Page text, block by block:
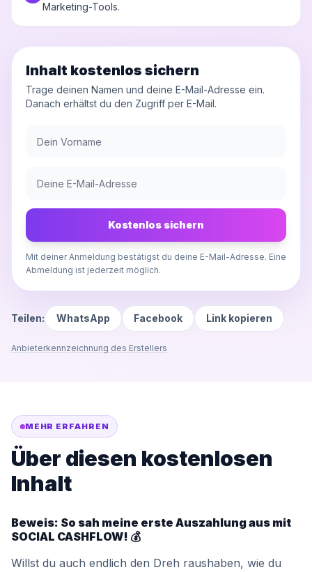
Marketing-Tools.
Inhalt kostenlos sichern
Trage deinen Namen und deine E-Mail-Adresse ein.
Danach erhältst du den Zugriff per E-Mail.
Kostenlos sichern
Mit deiner Anmeldung bestätigst du deine E-Mail-Adresse. Eine
Abmeldung ist jederzeit möglich.
Teilen: WhatsApp Facebook Link kopieren
Anbieterkennzeichnung des Erstellers
MEHR ERFAHREN
Über diesen kostenlosen
Inhalt
Beweis: So sah meine erste Auszahlung aus mit
SOCIAL CASHFLOW! 💰
Willst du auch endlich den Dreh raushaben, wie du